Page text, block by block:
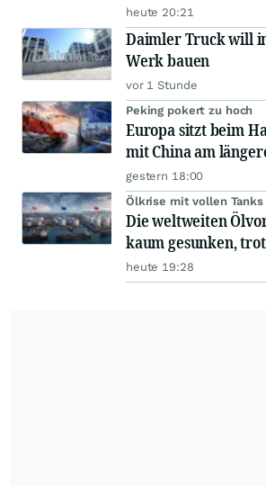
heute 20:21
Daimler Truck will
Werk bauen
vor 1 Stunde
Peking pokert zu hoch
Europa sitzt beim
mit China am
gestern 18:00
Ölkrise mit vollen Tanks
Die weltweiten
kaum gesunken,
heute 19:28